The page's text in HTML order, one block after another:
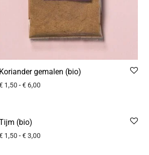
Koriander gemalen (bio)
1,50 -€ 6,00
(bio)
1,50 -€3,00